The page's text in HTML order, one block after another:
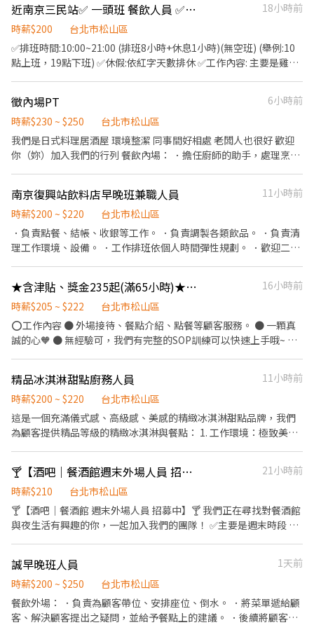
無經驗可，提供完整教育訓練 ✔ 有責任感、配合度佳 ✔ 喜歡與人互
動，具服務熱忱 ✔ 能配合晚班排班 我們提供 💰 時薪300元，每班7
額外收入 📅 可單日支援，排班彈性 🎓 完整教育訓練，無經驗也能
快速上手 ✨ 有活力工作團隊，工作氣氛佳 🚇 近南京復興捷運站，交
通便利 📈 表現優良者可轉長期兼職 📩 立即加入我們！ 履歷投遞
後，我們將盡快與您聯繫，符合條件者最快可安排當天面試、隔天
會獲得客人給予的小費增加收入 的晚班兼職，歡迎立即投遞履歷，
加入我們的團隊！
近南京三民站✅ 一頭班 餐飲人員 ✅同事好相處 歡樂氛圍
18小時前
時薪$200
台北市松山區
✅排班時間:10:00~21:00 (排班8小時+休息1小時)(無空班) (舉例:10
點上班，19點下班) ✅休假:依紅字天數排休 ✅工作內容: 主要是雞湯
迎詢問，回覆更迅速 ✚ʟɪɴᴇ 0977168631(發個訊息才看的到喔)
徵內場PT
6小時前
時薪$230 ~ $250
台北市松山區
我們是日式料理居酒屋 環境整潔 同事間好相處 老闆人也很好 歡迎
你（妳）加入我們的行列 餐飲內場： ．擔任廚師的助手，處理烹飪
所需要的食材。 ．協助測量食材的容量與重量。 ．負責擺盤、打包
外帶服務。
南京復興站飲料店早晚班兼職人員
11小時前
時薪$200 ~ $220
台北市松山區
．負責點餐、結帳、收銀等工作。 ．負責調製各類飲品。 ．負責清
理工作環境、設備。 ．工作排班依個人時間彈性規劃。 ．歡迎二度
★含津貼、獎金235起(滿65小時)★點點心微風復興-長期外場PT
16小時前
時薪$205 ~ $222
台北市松山區
⭕工作內容 ● 外場接待、餐點介紹、點餐等顧客服務。 ● 一顆真
誠的心🧡 ● 無經驗可，我們有完整的SOP訓練可以快速上手哦~ ●
小時上班) (平日可上班，也可不上班，彈性安排~) ⭕薪資 ● 本薪
205元起~222元。 ● 只要有上班出勤(不限時數)， 每小時另核發15
元獎金， 時薪+獎金為205+15至222+15元。 ● 若當月工時滿65小
時以上， 每小時另核發15元津貼， 時薪+津貼為205+15至222+15
春節出勤獎金。 ● 支援其他門市獎金。 ● 生日禮金、其他專案獎
金。 ● 每半年舉辦晉升考試，通過即調薪。
精品冰淇淋甜點廚務人員
11小時前
時薪$200 ~ $220
台北市松山區
這是一個充滿儀式感、高級感、美感的精緻冰淇淋甜點品牌，我們
為顧客提供精品等級的精緻冰淇淋與餐點： 1. 工作環境：極致美感
壓環境 「精品冰淇淋甜點廚務人員」職務如下： 水果處理，甜點加
熱與組裝，精緻擺盤，SOP作業流程，備料與環境維護
🍸【酒吧｜餐酒館週末外場人員 招募中】🍸
21小時前
時薪$210
台北市松山區
🍸【酒吧｜餐酒館 週末外場人員 招募中】🍸 我們正在尋找對餐酒館
與夜生活有興趣的你，一起加入我們的團隊！ ✅主要是週末時段 📍
理包） ・協助現場基本營運 📍條件需求 ・對酒吧 / 餐酒館文化有興
趣 ・有責任感、動作俐落 ・具服務熱忱，態度良好 （有相關經驗
佳，無經驗可） 📍工作環境 ・可接觸調酒、音樂與夜生活文化 如果
你想踏入酒吧產業，這會是一個很好的開始。 歡迎加入我們，一起
誠早晚班人員
1天前
時薪$200 ~ $250
台北市松山區
餐飲外場： ．負責為顧客帶位、安排座位、倒水。 ．將菜單遞給顧
客、解決顧客提出之疑問，並給予餐點上的建議。 ．後續將顧客點